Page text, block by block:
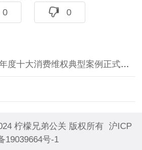
0 0
度十大消费维权典型案例正式出炉
柠檬兄弟公关 版权所有 沪ICP
19039664号-1